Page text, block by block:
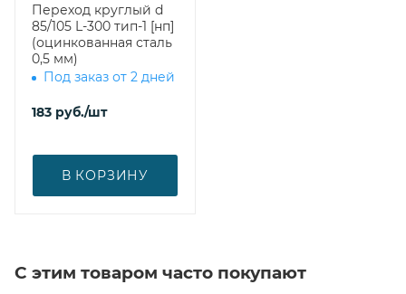
Переход круглый d
85/105 L-300 тип-1 [нп]
(оцинкованная сталь
0,5 мм)
Под заказ от 2 дней
183 руб./шт
В КОРЗИНУ
С этим товаром часто покупают